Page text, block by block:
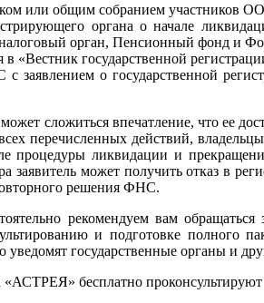
или общим собранием участников
органа о начале
орган, Пенсионный фонд и
в «Вестник государственной
о государственной
сложиться впечатление, что ее
перечисленных действий,
процедуры ликвидации и
заявитель может получить отказ в
решения ФНС.
рекомендуем вам
и подготовке полного
уведомят государственные органы и
«АСТРЕЯ» бесплатно